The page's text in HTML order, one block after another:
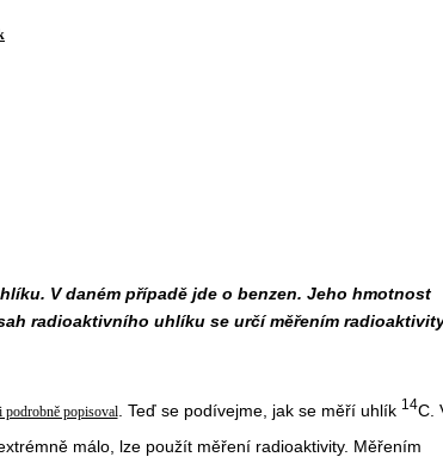
V daném případě jde o benzen. Jeho hmotnost
radioaktivního uhlíku se určí měřením
popisoval. Teď se podívejme, jak se měří uhlík 14C.
málo, lze použít měření radioaktivity. Měřením